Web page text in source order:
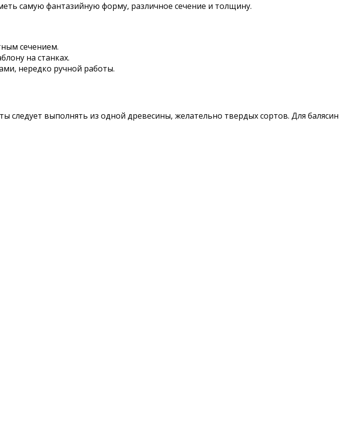
самую фантазийную форму, различное сечение и толщину.
сечением.
на станках.
нередко ручной работы.
следует выполнять из одной древесины, желательно твердых сортов. Для балясин